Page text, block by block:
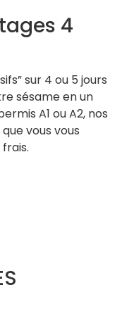
4
sur 4 ou 5 jours
sésame en un
A1 ou A2, nos
vous vous